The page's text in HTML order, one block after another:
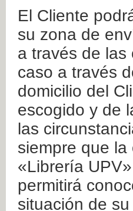
El Cliente
su zona de
a través de
caso a través
domicilio del
escogido y de
las
siempre que
«Librería
permitirá
situación de